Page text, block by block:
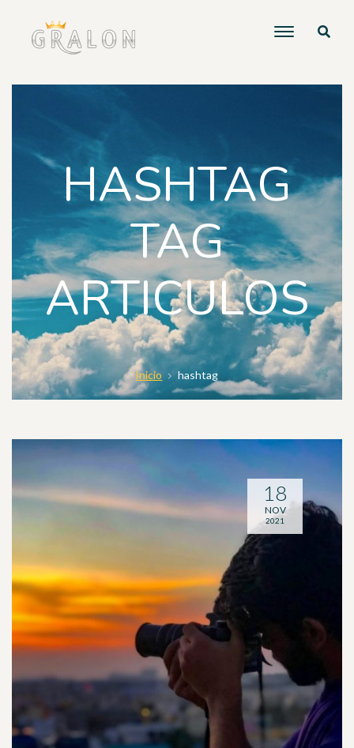
HASHTAG
TAG
ARTICULOS
Inicio hashtag
18
NOV
2021